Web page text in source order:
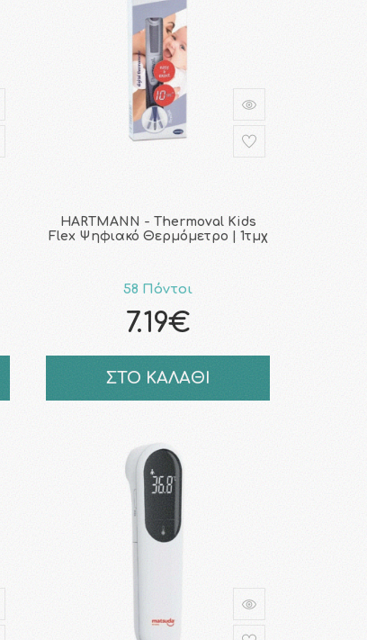
HARTMANN - Thermoval Kids
Flex Ψηφιακό Θερμόμετρο | 1τμχ
58 Πόντοι
7.19€
ΣΤΟ ΚΑΛΑΘΙ